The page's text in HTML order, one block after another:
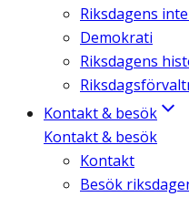
Riksdagens
Demokrati
Riksdagens
Kontakt & besök
Kontakt & besök
Kontakt
Besök